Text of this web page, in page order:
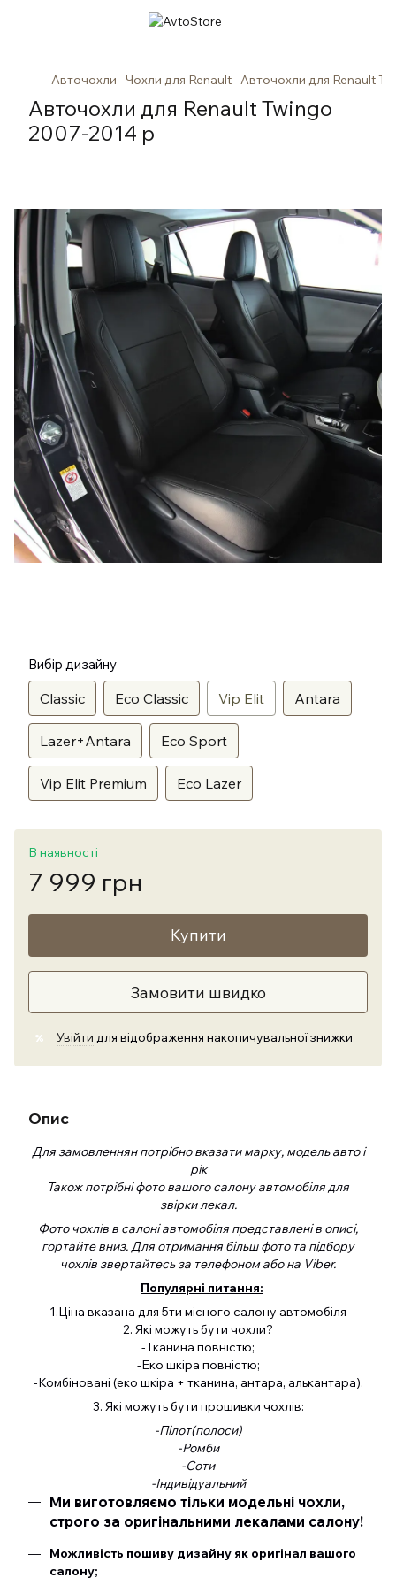
Авточохли Чохли для Renault Авточохли для Renault
Авточохли для Renault Twingo
2007-2014 р
Вибір дизайну
Classic Eco Classic Vip Elit Antara
Lazer+Antara Eco Sport
Vip Elit Premium Eco Lazer
В наявності
7 999 грн
Купити
Замовити швидко
% Увійти для відображення накопичувальної знижки
Опис
Для замовленнян потрібно вказати марку, модель авто і
рік
Також потрібні фото вашого салону автомобіля для
звірки лекал.
Фото чохлів в салоні автомобіля представлені в описі,
гортайте вниз. Для отримання більш фото та підбору
чохлів звертайтесь за телефоном або на Viber.
Популярні питання:
1.Ціна вказана для 5ти місного салону автомобіля
2. Які можуть бути чохли?
-Тканина повністю;
-Еко шкіра повністю;
-Комбіновані (еко шкіра + тканина, антара, алькантара).
3. Які можуть бути прошивки чохлів:
-Пілот(полоси)
-Ромби
-Соти
-Індивідуальний
Ми виготовляємо тільки модельні чохли,
строго за оригінальними лекалами салону!
Можливість пошиву дизайну як оригінал вашого
салону;